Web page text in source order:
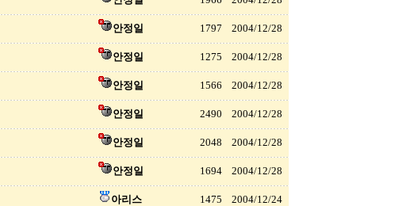
안정일 1797 2004/12/28
안정일 1275 2004/12/28
안정일 1566 2004/12/28
안정일 2490 2004/12/28
안정일 2048 2004/12/28
안정일 1694 2004/12/28
아리스 1475 2004/12/24